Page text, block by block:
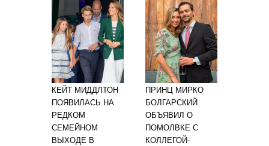
КЕЙТ МИДДЛТОН
ПОЯВИЛАСЬ НА
РЕДКОМ
СЕМЕЙНОМ
ВЫХОДЕ В
ПРИНЦ МИРКО
БОЛГАРСКИЙ
ОБЪЯВИЛ О
ПОМОЛВКЕ С
КОЛЛЕГОЙ-